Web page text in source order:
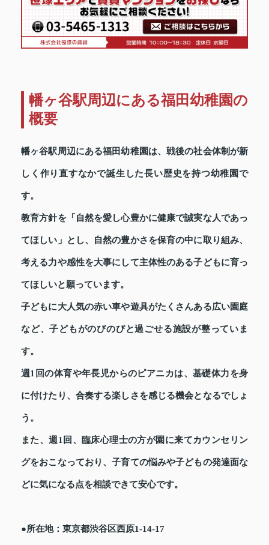
幡ヶ谷駅周辺にある福田幼稚園の
概要
幡ヶ谷駅周辺にある福田幼稚園は、戦後の社会体制が新
しく作り直すなかで誕生した長い歴史を持つ幼稚園で
す。
教育方針を「自然を愛し心豊かに健康で誠実な人であっ
てほしい」とし、自然の豊かさを保育の中に取り組み、
考える力や感性を大事にして主体性のある子どもに育っ
てほしいと願っています。
子どもに大人気の赤い車や遊具がたくさんある広い園庭
など、子どもがのびのびと過ごせる施設が整っていま
す。
週1回の体育や年長児からのピアニカは、基礎体力を身
に付けたり、合奏する楽しさを感じる機会となるでしょ
う。
また、週1回、臨床心理士の方が園に来てカウンセリン
グをおこなっており、子育ての悩みや子どもの発達面な
どに気になる点を相談できて安心です。
●所在地：東京都渋谷区西原1-14-17